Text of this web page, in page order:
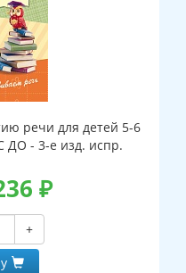
речи для детей 5-6
ДО - 3-е изд. испр.
₽
+